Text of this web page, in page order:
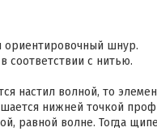
ориентировочный шнур.
соответствии с нитью.
настил волной, то
нижней точкой
равной волне. Тогда